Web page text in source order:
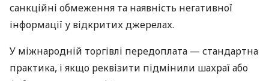
санкційні обмеження та наявність негативної
інформації у відкритих джерелах.
У міжнародній торгівлі передоплата — стандартна
практика, і якщо реквізити підмінили шахраї або